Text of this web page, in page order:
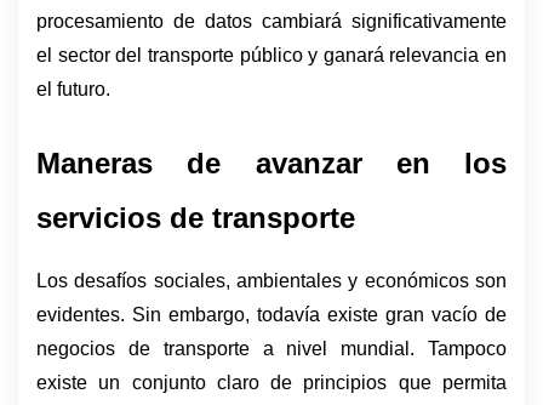
procesamiento de datos cambiará significativamente
el sector del transporte público y ganará relevancia en
el futuro.
Maneras de avanzar en los
servicios de transporte
Los desafíos sociales, ambientales y económicos son
evidentes. Sin embargo, todavía existe gran vacío de
negocios de transporte a nivel mundial. Tampoco
existe un conjunto claro de principios que permita